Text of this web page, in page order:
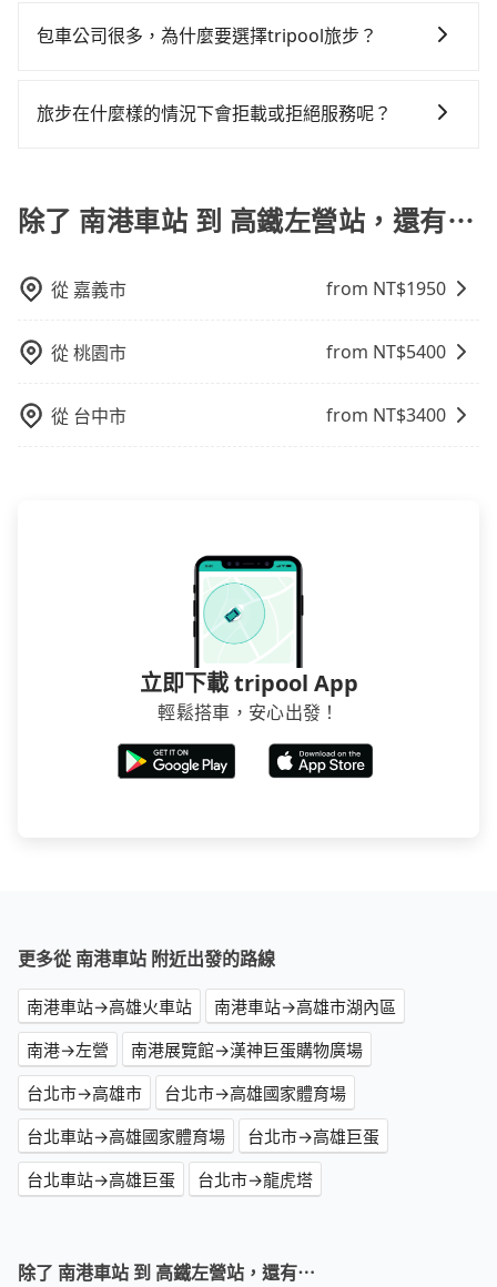
但如果你前往高鐵左營站是為了要搭大眾運輸再前往其
有段路，且須配合車行營業時間做租還動作，另外承租
可能遭遇各種莫名理由而被額外收費，風險可謂不小。
駕駛執照以及良民證外，車輛一定投保最高300萬乘客
不同之處： 計時包車：計時包車是按照用車時間來計
多個地點間來回穿梭的客戶，例如市區觀光、商務差旅
個城市到另一個城市的長途包車。
包車公司很多，為什麼要選擇tripool旅步？
以依照您行程人數的需求進行選擇。此外，為確保您的
策，讓您在規劃行程時能更無後顧之憂。無論您是要前
往市區還是郊區，我們都可以為您提供最佳的旅遊體
tripool旅步絕對是您值得信任的不二選擇！
旅步在什麼樣的情況下會拒載或拒絕服務呢？
訂購時填寫的數量。請務必確實填寫當日實際攜帶的行
李及乘坐的總人數，包含成人及兒童／嬰幼兒。 2) 孩童
童的安全，依道路交通安全規則規定，四歲以下的孩童
避免影響行車安全，請您務將寵物置入提籠或提袋內。
除了 南港車站 到 高鐵左營站，還有⋯
從 嘉義市 from NT$1950
從桃園市 from NT$5400
從 台中市 from NT$3400
立即下載 tripool App
輕鬆搭車，安心出發！
更多從 南港車站 附近出發的路線
南港車站→高雄火車站
南港車站→高雄市湖內區
南港→左營
南港展覽館→漢神巨蛋購物廣場
台北市→高雄市
台北市→高雄國家體育場
台北車站→高雄國家體育場
台北市→高雄巨蛋
台北車站→高雄巨蛋
台北市→龍虎塔
除了 南港車站 到 高鐵左營站，還有⋯